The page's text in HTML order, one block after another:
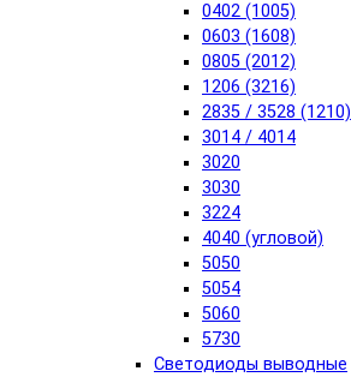
0402 (1005)
0603 (1608)
0805 (2012)
1206 (3216)
2835 / 3528 (1210)
3014 / 4014
3020
3030
3224
4040 (угловой)
5050
5054
5060
5730
Светодиоды выводные